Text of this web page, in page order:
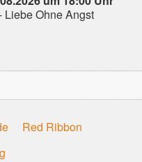
Liebe Ohne Angst
Red Ribbon